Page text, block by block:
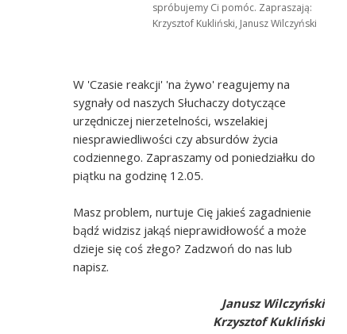
spróbujemy Ci pomóc. Zapraszają:
Krzysztof Kukliński, Janusz Wilczyński
W 'Czasie reakcji' 'na żywo' reagujemy na
sygnały od naszych Słuchaczy dotyczące
urzędniczej nierzetelności, wszelakiej
niesprawiedliwości czy absurdów życia
codziennego. Zapraszamy od poniedziałku do
piątku na godzinę 12.05.
Masz problem, nurtuje Cię jakieś zagadnienie
bądź widzisz jakąś nieprawidłowość a może
dzieje się coś złego? Zadzwoń do nas lub
napisz.
Janusz Wilczyński
Krzysztof Kukliński